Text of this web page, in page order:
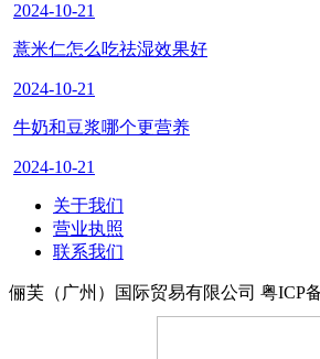
2024-10-21
薏米仁怎么吃祛湿效果好
2024-10-21
牛奶和豆浆哪个更营养
2024-10-21
关于我们
营业执照
联系我们
俪芙（广州）国际贸易有限公司 粤ICP